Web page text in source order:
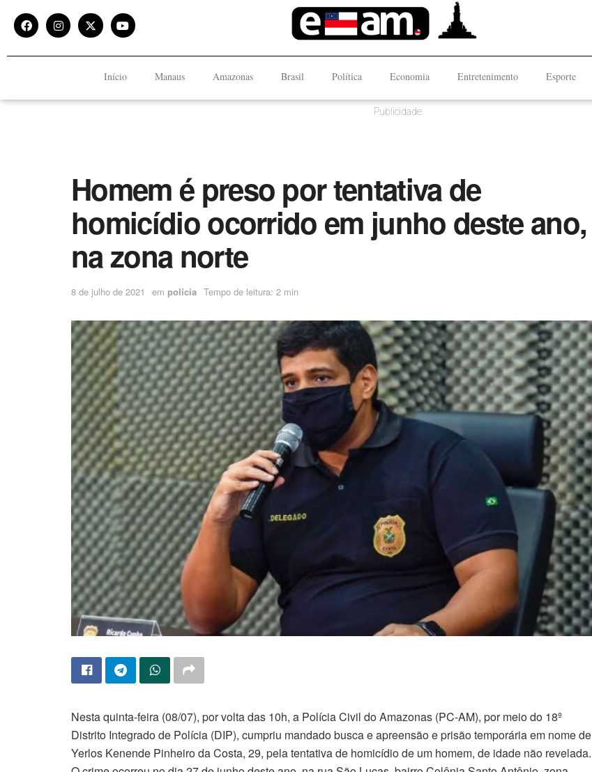
Início Manaus Amazonas Brasil Política Economia Entretenimento Esporte
Publicidade
Homem é preso por tentativa de
homicídio ocorrido em junho deste ano,
na zona norte
8 de julho de 2021 em polícia Tempo de leitura: 2 min
Nesta quinta-feira (08/07), por volta das 10h, a Polícia Civil do Amazonas (PC-AM), por meio do 18º
Distrito Integrado de Polícia (DIP), cumpriu mandado busca e apreensão e prisão temporária em nome de
Yerlos Kenende Pinheiro da Costa, 29, pela tentativa de homicídio de um homem, de idade não revelada.